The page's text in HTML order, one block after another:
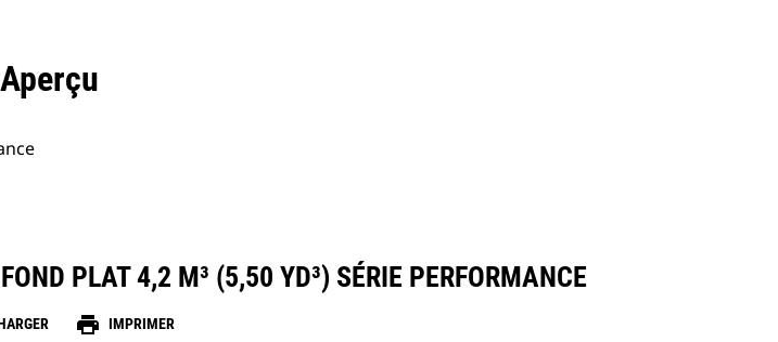
Aperçu
PLAT 4,2 M³ (5,50 YD³) SÉRIE PERFORMANCE
print IMPRIMER